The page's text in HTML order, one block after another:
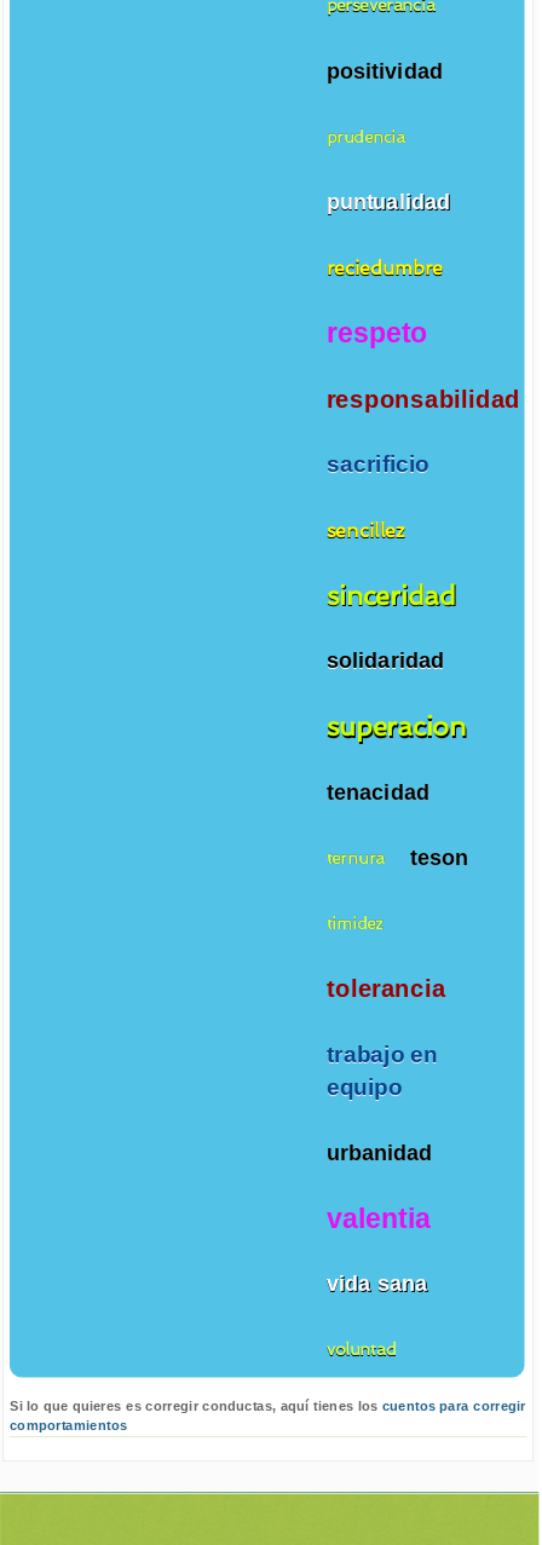
perseverancia
positividad
prudencia
puntualidad
reciedumbre
respeto
responsabilidad
sacrificio
sencillez
sinceridad
solidaridad
superacion
tenacidad
ternura teson
timidez
tolerancia
trabajo en
equipo
urbanidad
valentia
vida sana
voluntad
Si lo que quieres es corregir conductas, aquí tienes los cuentos para corregir
comportamientos